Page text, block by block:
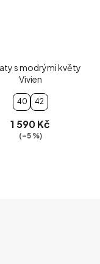
s modrými květy
Vivien
40 42
1 590 Kč
(–5 %)